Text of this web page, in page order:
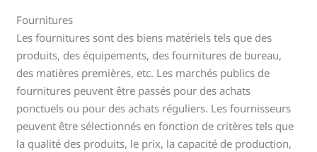
Fournitures
Les fournitures sont des biens matériels tels que des
produits, des équipements, des fournitures de bureau,
des matières premières, etc. Les marchés publics de
fournitures peuvent être passés pour des achats
ponctuels ou pour des achats réguliers. Les fournisseurs
peuvent être sélectionnés en fonction de critères tels que
la qualité des produits, le prix, la capacité de production,